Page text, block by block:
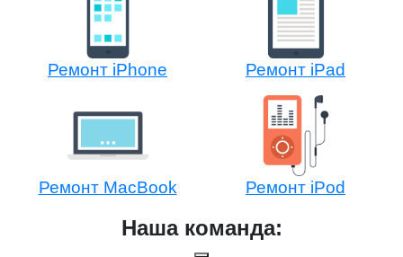
Ремонт iPhone Ремонт iPad
Ремонт MacBook Ремонт iPod
Наша команда: